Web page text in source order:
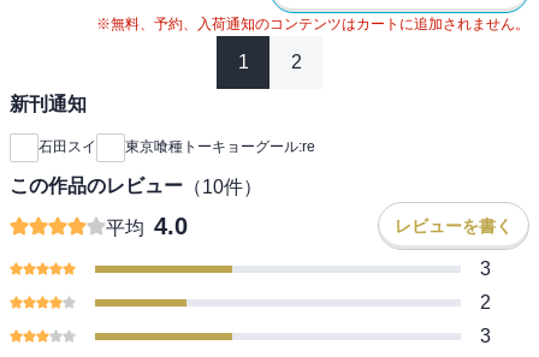
※無料、予約、入荷通知のコンテンツはカートに追加されません。
1 2
新刊通知
石田スイ 東京喰種トーキョーグール:re
この作品のレビュー （10件）
平均 4.0 レビューを書く
3
2
3